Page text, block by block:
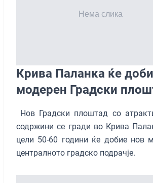
Крива Паланка ќе
модерен Градски
Нов Градски плоштад со
содржини се гради во Крива
цели 50-60 години ќе добие нов
централното градско подрачје.